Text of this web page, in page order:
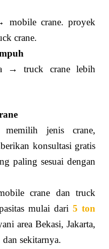
mobile crane. proyek
crane.
→ truck crane lebih
jenis crane,
konsultasi gratis
paling sesuai dengan
crane dan truck
mulai dari 5 ton
area Bekasi, Jakarta,
sekitarnya.